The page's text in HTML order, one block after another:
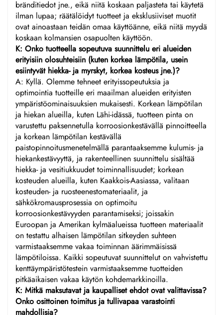
bränditiedot jne., eikä niitä koskaan paljasteta tai käytetä
ilman lupaa; räätälöidyt tuotteet ja eksklusiiviset muotit
ovat ainoastaan teidän omaa käyttöänne, eikä niitä myydä
koskaan kolmansien osapuolten käyttöön.
K: Onko tuotteella sopeutuva suunnittelu eri alueiden
erityisiin olosuhteisiin (kuten korkea lämpötila, usein
esiintyvät hiekka- ja myrskyt, korkea kosteus jne.)?
A: Kyllä. Olemme tehneet erityissopeutuksia ja
optimointia tuotteille eri maailman alueiden erityisten
ympäristöominaisuuksien mukaisesti. Korkean lämpötilan
ja hiekan alueilla, kuten Lähi-idässä, tuotteen pinta on
varustettu paksennetulla korroosionkestävällä pinnoitteella
ja korkean lämpötilan kestävällä
paistopinnoitusmenetelmällä parantaaksemme kulumis- ja
hiekankestävyyttä, ja rakenteellinen suunnittelu sisältää
hiekka- ja vesitiukkuudet toiminnallisuudet; korkean
kosteuden alueilla, kuten Kaakkois-Aasiassa, valitaan
kosteuden- ja ruosteenestomateriaalit, ja
sähkökromausprosessia on optimoitu
korroosionkestävyyden parantamiseksi; joissakin
Euroopan ja Amerikan kylmäalueissa tuotteen materiaalit
on testattu alhaisen lämpötilan sitkeyden suhteen
varmistaaksemme vakaa toiminnan äärimmäisissä
lämpötiloissa. Kaikki sopeutuvat suunnittelut on vahvistettu
kenttäympäristötestein varmistaaksemme tuotteiden
pitkäaikaisen vakaa käytön kohdemarkkinoilla.
K: Mitkä maksutavat ja kaupalliset ehdot ovat valittavissa?
Onko osittoinen toimitus ja tullivapaa varastointi
mahdollisia?